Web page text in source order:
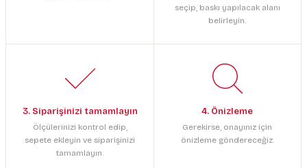
seçip, baskı yapılacak alanı
belirleyin.
3. Siparişinizi tamamlayın
Ölçülerinizi kontrol edip,
sepete ekleyin ve siparişinizi
tamamlayın.
4. Önizleme
Gerekirse, onayınız için
önizleme göndereceğiz.